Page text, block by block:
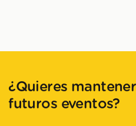
¿Quieres
futuros eventos?